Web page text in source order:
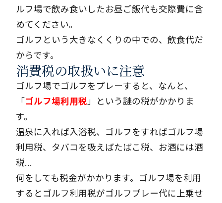
ルフ場で飲み食いしたお昼ご飯代も交際費に含
めてください。
ゴルフという大きなくくりの中での、飲食代だ
からです。
消費税の取扱いに注意
ゴルフ場でゴルフをプレーすると、なんと、
「ゴルフ場利用税」という謎の税がかかりま
す。
温泉に入れば入浴税、ゴルフをすればゴルフ場
利用税、タバコを吸えばたばこ税、お酒には酒
税…
何をしても税金がかかります。ゴルフ場を利用
するとゴルフ利用税がゴルフプレー代に上乗せ